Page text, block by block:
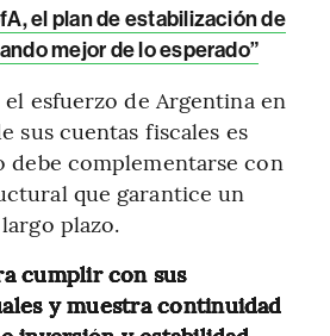
el plan de estabilización de
mejor de lo esperado”
esfuerzo de Argentina en
sus cuentas fiscales es
complementarse con
que garantice un
plazo.
cumplir con sus
y muestra continuidad